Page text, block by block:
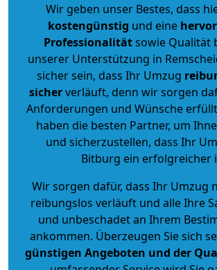
Wir geben unser Bestes, dass
kostengünstig und eine
Professionalitätsowie Qualität
unserer Unterstützung in
sicher sein, dass Ihr Umzug
sicherverläuft, denn wir sorgen
Anforderungen und Wünsche
haben die besten Partner, um
und sicherzustellen, dass Ihr
Bitburg ein erfolgreicher
Wir sorgen dafür, dass Ihr Umzug
reibungslos verläuft und alle Ihre
und unbeschadet an Ihrem
ankommen. Überzeugen Sie sich
günstigen Angeboten und der